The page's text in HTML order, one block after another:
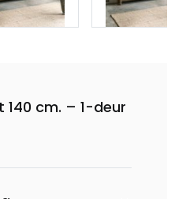
140 cm. – 1-deur